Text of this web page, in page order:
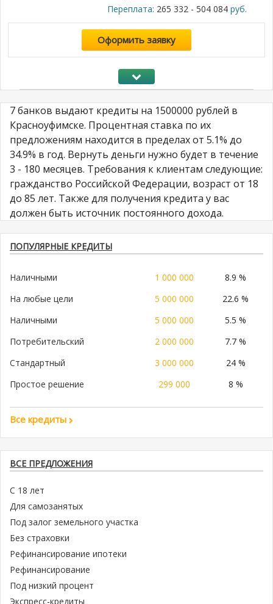
Переплата: 265 332 - 504 084руб.
Оформить заявку
7 банков выдают кредиты на 1500000 рублей в
Красноуфимске. Процентная ставка по их
предложениям находится в пределах от 5.1% до
34.9% в год. Вернуть деньги нужно будет в течение
3 - 180 месяцев. Требования к клиентам следующие:
гражданство Российской Федерации, возраст от 18
до 85 лет. Также для получения кредита у вас
должен быть источник постоянного дохода.
ПОПУЛЯРНЫЕ КРЕДИТЫ
Наличными 1 000 000
8.9 %
На любые цели
5 000 000
22.6 %
Наличными
5 000 000
5.5 %
Потребительский
2 000 000
7.7 %
Стандартный
3 000 000
24 %
Простое решение
299 000 8 %
Все кредиты
ВСЕ ПРЕДЛОЖЕНИЯ
С 18 лет
Для самозанятых
Под залог земельного участка
Без страховки
Рефинансирование ипотеки
Рефинансирование
Под низкий процент
Экспресс-кредиты